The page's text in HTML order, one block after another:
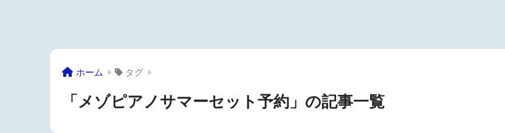
ホーム タグ
「メゾピアノサマーセット予約」の記事一覧